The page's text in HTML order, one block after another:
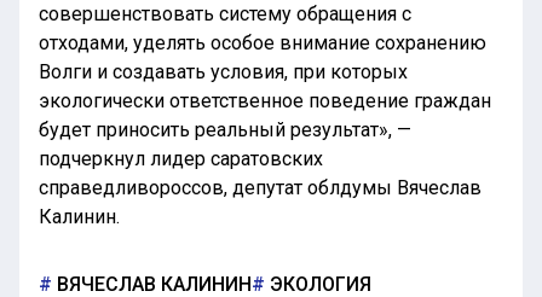
совершенствовать систему обращения с
отходами, уделять особое внимание сохранению
Волги и создавать условия, при которых
экологически ответственное поведение граждан
будет приносить реальный результат», —
подчеркнул лидер саратовских
справедливороссов, депутат облдумы Вячеслав
Калинин.
ВЯЧЕСЛАВ КАЛИНИН ЭКОЛОГИЯ